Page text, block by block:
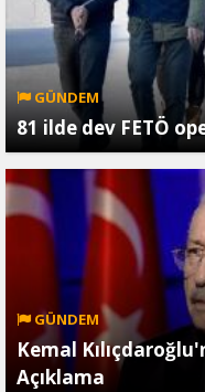
GÜNDEM
81 ilde dev FETÖ
GÜNDEM
Kemal
Açıklama